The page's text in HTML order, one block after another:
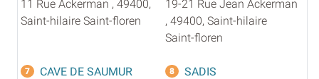
11 Rue Ackerman , 49400,
Saint-hilaire Saint-floren
19-21 Rue Jean Ackerman
, 49400, Saint-hilaire
Saint-floren
7
CAVE DE SAUMUR
8
SADIS